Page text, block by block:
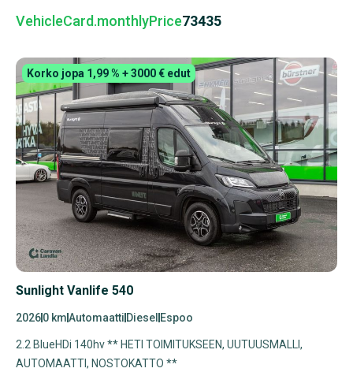
VehicleCard.monthlyPrice73435
Korko jopa 1,99 % + 3000 € edut
Sunlight Vanlife 540
20260 kmAutomaatti Diesel Espoo
2.2 BlueHDi 140hv ** HETI TOIMITUKSEEN, UUTUUSMALLI,
AUTOMAATTI, NOSTOKATTO **